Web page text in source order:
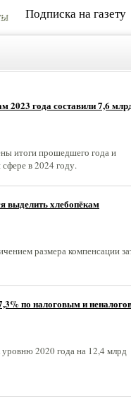
Подписка на газету
2023 года составили 7,6
итоги прошедшего года и
в 2024 году.
выделить хлебопёкам
размера компенсации
по налоговым и
2020 года на 12,4 млрд